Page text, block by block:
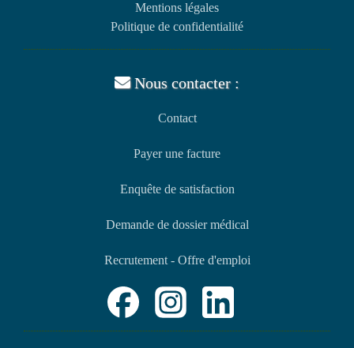
Mentions légales
Politique de confidentialité
Nous contacter :
Contact
Payer une facture
Enquête de satisfaction
Demande de dossier médical
Recrutement - Offre d'emploi